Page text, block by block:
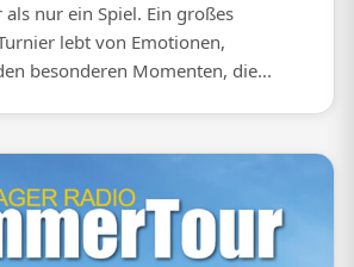
nur ein Spiel. Ein großes
lebt von Emotionen,
besonderen Momenten, die...